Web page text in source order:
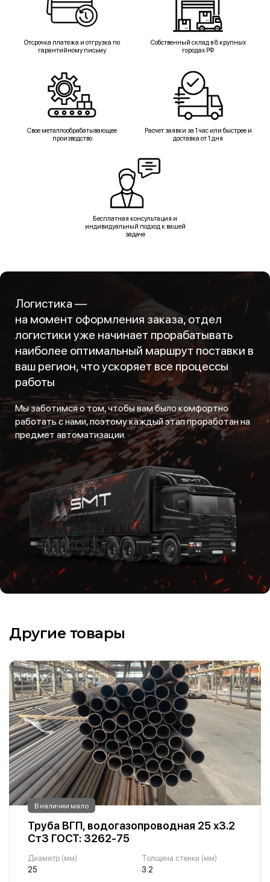
Отсрочка платежа и отгрузка по
гарантийному письму
Собственный склад в 8 крупных
городах РФ
Свое металлообрабатывающее
производство
Расчет заявки за 1 час или быстрее и
доставка от 1 дня
Бесплатная консультация и
индивидуальный подход к вашей
задаче
Логистика —
на момент оформления заказа, отдел
логистики уже начинает прорабатывать
наиболее оптимальный маршрут поставки в
ваш регион, что ускоряет все процессы
работы
Мы заботимся о том, чтобы вам было комфортно
работать с нами, поэтому каждый этап проработан на
предмет автоматизации.
Другие товары
В наличии мало
Труба ВГП, водогазопроводная 25 х3.2
Ст3 ГОСТ: 3262-75
Диаметр (мм)
25
Толщина стенки (мм)
3.2